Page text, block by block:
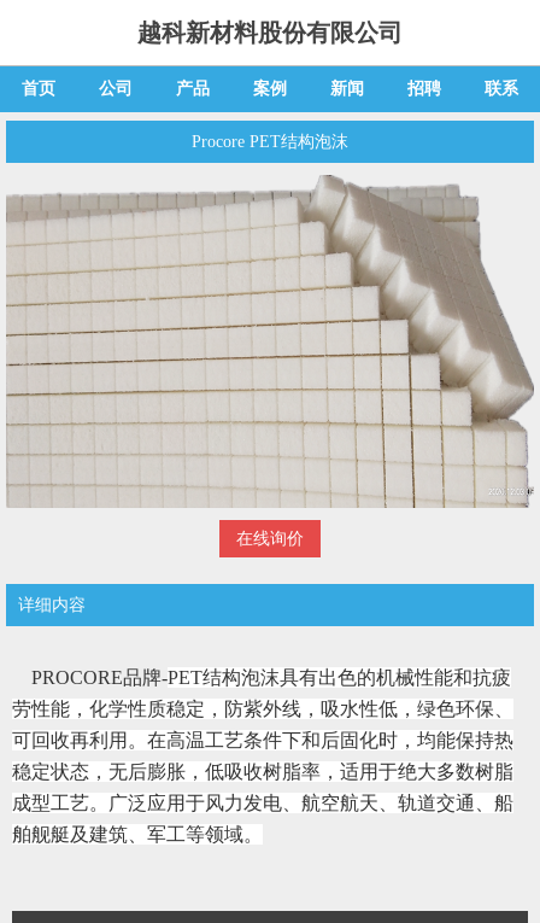
越科新材料股份有限公司
首页 公司 产品 案例 新闻 招聘 联系
Procore PET结构泡沫
在线询价
详细内容
PROCORE品牌-PET结构泡沫具有出色的机械性能和抗疲
劳性能，化学性质稳定，防紫外线，吸水性低，绿色环保、
可回收再利用。在高温工艺条件下和后固化时，均能保持热
稳定状态，无后膨胀，低吸收树脂率，适用于绝大多数树脂
成型工艺。广泛应用于风力发电、航空航天、轨道交通、船
舶舰艇及建筑、军工等领域。